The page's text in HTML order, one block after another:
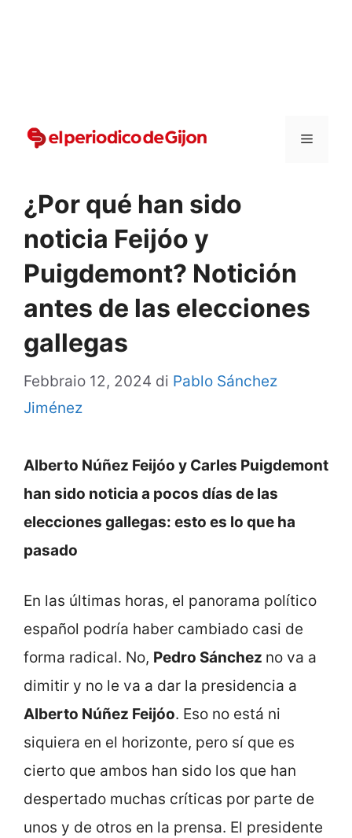
Menu
¿Por qué han sido
noticia Feijóo y
Puigdemont? Notición
antes de las elecciones
gallegas
Febbraio 12, 2024 di Pablo Sánchez
Jiménez
Alberto Núñez Feijóo y Carles Puigdemont
han sido noticia a pocos días de las
elecciones gallegas: esto es lo que ha
pasado
En las últimas horas, el panorama político
español podría haber cambiado casi de
forma radical. No, Pedro Sánchez no va a
dimitir y no le va a dar la presidencia a
Alberto Núñez Feijóo. Eso no está ni
siquiera en el horizonte, pero sí que es
cierto que ambos han sido los que han
despertado muchas críticas por parte de
unos y de otros en la prensa. El presidente